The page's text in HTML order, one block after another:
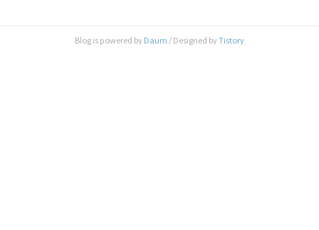
Blog is powered by Daum / Designed byTistory